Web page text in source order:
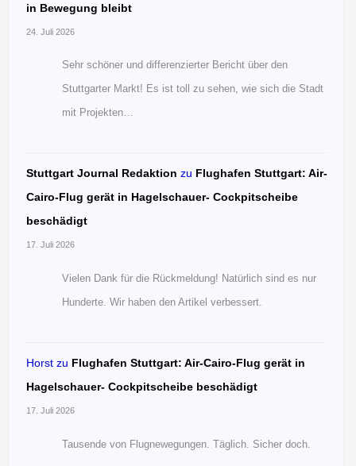
in Bewegung bleibt
24. Juli 2026
Sehr schöner und differenzierter Bericht über den
Stuttgarter Markt! Es ist toll zu sehen, wie sich die Stadt
mit Projekten…
Stuttgart Journal Redaktion zu Flughafen Stuttgart: Air-
Cairo-Flug gerät in Hagelschauer- Cockpitscheibe
beschädigt
17. Juli 2026
Vielen Dank für die Rückmeldung! Natürlich sind es nur
Hunderte. Wir haben den Artikel verbessert.
Horst zu Flughafen Stuttgart: Air-Cairo-Flug gerät in
Hagelschauer- Cockpitscheibe beschädigt
17. Juli 2026
Tausende von Flugnewegungen. Täglich. Sicher doch.